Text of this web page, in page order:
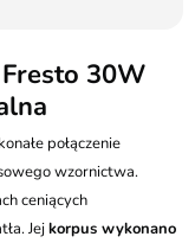
produktów 3m)
30W
połączenie
wzornictwa.
ceniących
Jejkorpus wykonano